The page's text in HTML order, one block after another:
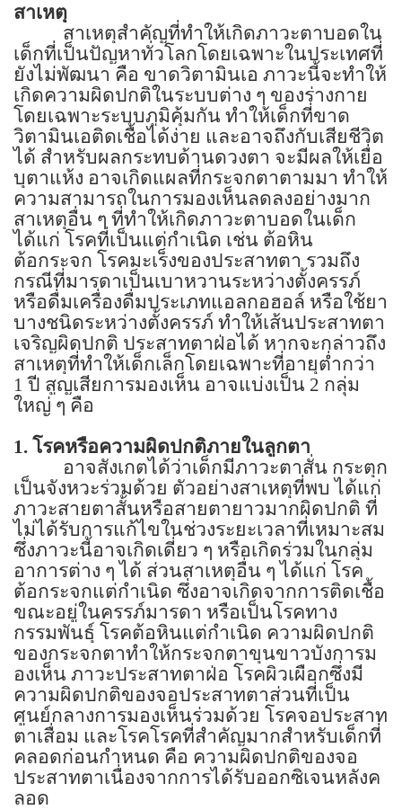
สาเหตุ
สาเหตุสำคัญที่ทำให้เกิดภาวะตาบอดใน
เด็กที่เป็นปัญหาทั่วโลกโดยเฉพาะในประเทศที่
ยังไม่พัฒนา คือ ขาดวิตามินเอ ภาวะนี้จะทำให้
เกิดความผิดปกติในระบบต่าง ๆ ของร่างกาย
โดยเฉพาะระบบภูมิคุ้มกัน ทำให้เด็กที่ขาด
วิตามินเอติดเชื้อได้ง่าย และอาจถึงกับเสียชีวิต
ได้ สำหรับผลกระทบด้านดวงตา จะมีผลให้เยื่อ
บุตาแห้ง อาจเกิดแผลที่กระจกตาตามมา ทำให้
ความสามารถในการมองเห็นลดลงอย่างมาก
สาเหตุอื่น ๆ ที่ทำให้เกิดภาวะตาบอดในเด็ก
ได้แก่ โรคที่เป็นแต่กำเนิด เช่น ต้อหิน
ต้อกระจก โรคมะเร็งของประสาทตา รวมถึง
กรณีที่มารดาเป็นเบาหวานระหว่างตั้งครรภ์
หรือดื่มเครื่องดื่มประเภทแอลกอฮอล์ หรือใช้ยา
บางชนิดระหว่างตั้งครรภ์ ทำให้เส้นประสาทตา
เจริญผิดปกติ ประสาทตาฝ่อได้ หากจะกล่าวถึง
สาเหตุที่ทำให้เด็กเล็กโดยเฉพาะที่อายุต่ำกว่า
1ปี สูญเสียการมองเห็น อาจแบ่งเป็น 2 กลุ่ม
ใหญ่ ๆ คือ
1. โรคหรือความผิดปกติภายในลูกตา
อาจสังเกตได้ว่าเด็กมีภาวะตาสั่น กระตุก
เป็นจังหวะร่วมด้วย ตัวอย่างสาเหตุที่พบ ได้แก่
ภาวะสายตาสั้นหรือสายตายาวมากผิดปกติ ที่
ไม่ได้รับการแก้ไขในช่วงระยะเวลาที่เหมาะสม
ซึ่งภาวะนี้อาจเกิดเดี่ยว ๆ หรือเกิดร่วมในกลุ่ม
อาการต่าง ๆ ได้ ส่วนสาเหตุอื่น ๆ ได้แก่ โรค
ต้อกระจกแต่กำเนิด ซึ่งอาจเกิดจากการติดเชื้อ
ขณะอยู่ในครรภ์มารดา หรือเป็นโรคทาง
กรรมพันธุ์ โรคต้อหินแต่กำเนิด ความผิดปกติ
ของกระจกตาทำให้กระจกตาขุนขาวบังการม
องเห็น ภาวะประสาทตาฝ่อ โรคผิวเผือกซึ่งมี
ความผิดปกติของจอประสาทตาส่วนที่เป็น
ศูนย์กลางการมองเห็นร่วมด้วย โรคจอประสาท
ตาเสื่อม และโรคโรคที่สำคัญมากสำหรับเด็กที่
คลอดก่อนกำหนด คือ ความผิดปกติของจอ
ประสาทตาเนื่องจากการได้รับออกซิเจนหลังค
ลอด